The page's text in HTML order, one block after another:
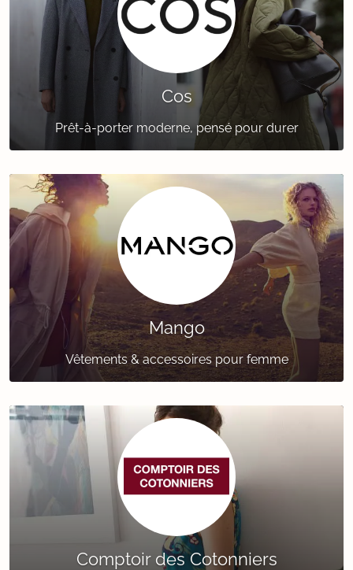
Cos
Prêt-à-porter moderne, pensé pour durer
Mango
Vêtements & accessoires pour femme
Comptoir des Cotonniers